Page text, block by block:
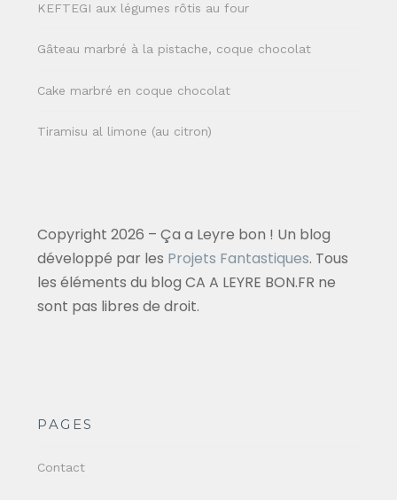
KEFTEGI aux légumes rôtis au four
Gâteau marbré à la pistache, coque chocolat
Cake marbré en coque chocolat
Tiramisu al limone (au citron)
Copyright 2026 – Ça a Leyre bon ! Un blog
développé par les Projets Fantastiques. Tous
les éléments du blog CA A LEYRE BON.FR ne
sont pas libres de droit.
PAGES
Contact